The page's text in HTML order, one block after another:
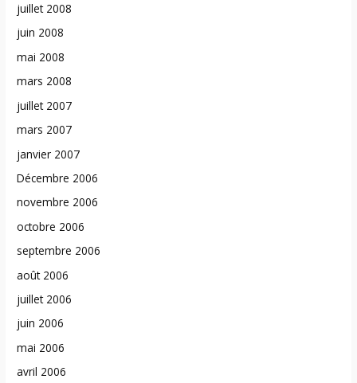
juillet 2008
juin 2008
mai 2008
mars 2008
juillet 2007
mars 2007
janvier 2007
Décembre 2006
novembre 2006
octobre 2006
septembre 2006
août 2006
juillet 2006
juin 2006
mai 2006
avril 2006